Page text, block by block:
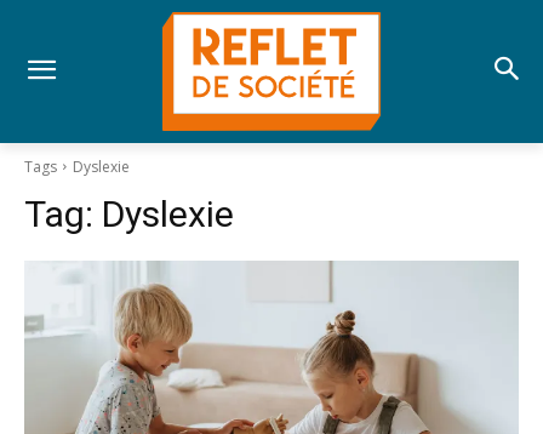
Tags Dyslexie
Tag: Dyslexie